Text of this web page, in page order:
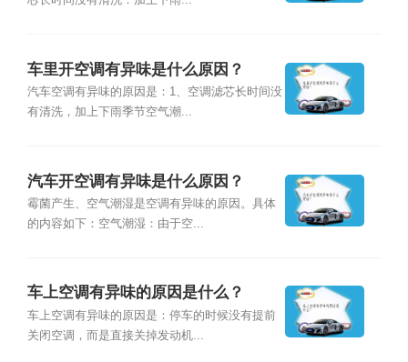
车里开空调有异味是什么原因？
汽车空调有异味的原因是：1、空调滤芯长时间没
有清洗，加上下雨季节空气潮...
汽车开空调有异味是什么原因？
霉菌产生、空气潮湿是空调有异味的原因。具体
的内容如下：空气潮湿：由于空...
车上空调有异味的原因是什么？
车上空调有异味的原因是：停车的时候没有提前
关闭空调，而是直接关掉发动机...